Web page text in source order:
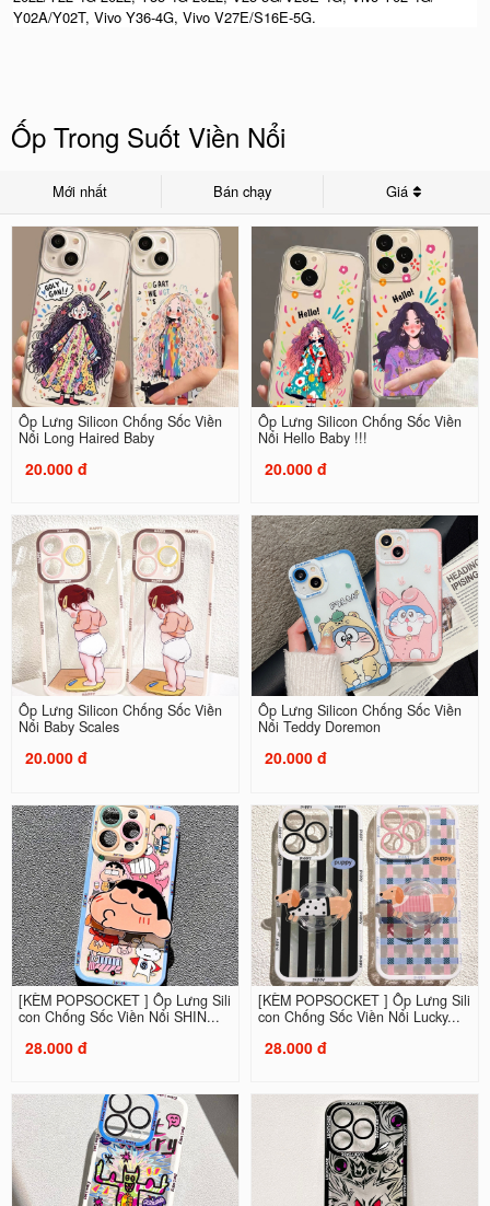
Y02A/Y02T, Vivo Y36-4G, Vivo V27E/S16E-5G.
Ốp Trong Suốt Viền Nổi
Mới nhất Bán chạy Giá
Ốp Lưng Silicon Chống Sốc Viền
Nổi Long Haired Baby
20.000 đ
Ốp Lưng Silicon Chống Sốc Viền
Nổi Hello Baby !!!
20.000 đ
Ốp Lưng Silicon Chống Sốc Viền
Nổi Baby Scales
20.000 đ
Ốp Lưng Silicon Chống Sốc Viền
Nổi Teddy Doremon
20.000 đ
[KÈM POPSOCKET ] Ốp Lưng Sili
con Chống Sốc Viền Nổi SHIN...
28.000 đ
[KÈM POPSOCKET ] Ốp Lưng Sili
con Chống Sốc Viền Nổi Lucky...
28.000 đ